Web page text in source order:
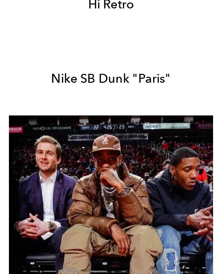
Hi Retro
Nike SB Dunk "Paris"